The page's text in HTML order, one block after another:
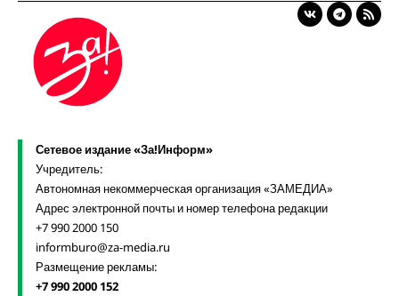
Сетевое издание «За!Информ»
Учредитель:
Автономная некоммерческая организация «ЗАМЕДИА»
Адрес электронной почты и номер телефона редакции
+7 990 2000 150
informburo@za-media.ru
Размещение рекламы:
+7 990 2000 152